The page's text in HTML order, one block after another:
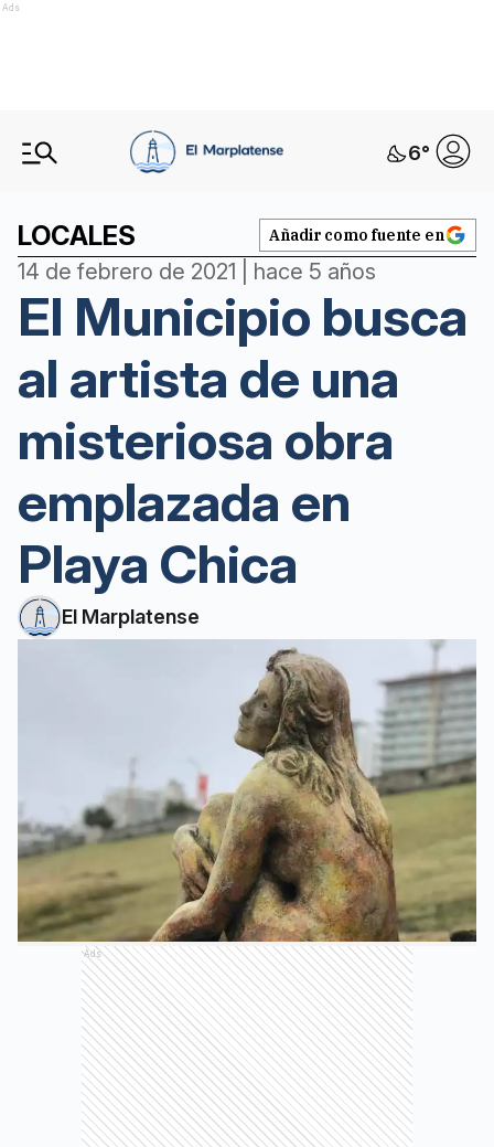
Ads
6°
LOCALES Añadir como fuente en
14 de febrero de 2021 | hace 5 años
El Municipio busca
al artista de una
misteriosa obra
emplazada en
Playa Chica
El Marplatense
Ads